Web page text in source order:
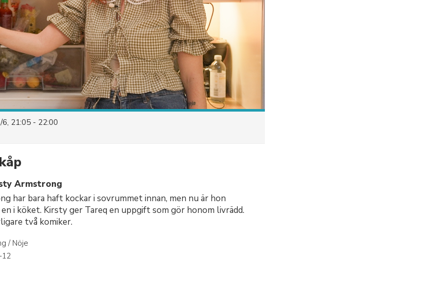
6, 21:05 - 22:00
Armstrong
har bara haft kockar i sovrummet innan, men nu är hon
i köket. Kirsty ger Tareq en uppgift som gör honom livrädd.
två komiker.
/ Nöje